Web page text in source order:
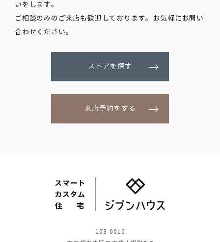
いをします。
ご相談のみのご来店も歓迎しております。お気軽にお問い
合わせください。
ストアを探す
来店予約をする
103-0016